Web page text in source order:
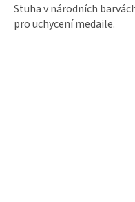
z
5
Stuha v národních
pro uchycení medaile.